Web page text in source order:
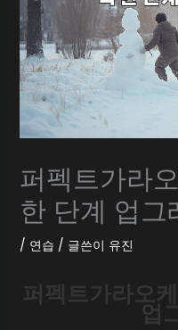
퍼펙트가라
한 단계 업그
/ 연습 / 글쓴이 유진
퍼펙트가라오
업